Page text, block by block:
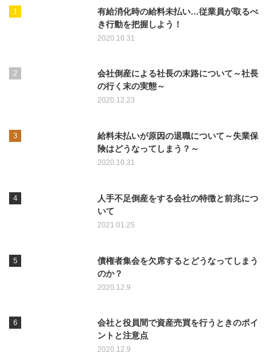
有給消化時の給料未払い…従業員が取るべ
き行動を把握しよう！
2020.10.31
会社倒産による社長の末路について～社長
の行く末の実態～
2020.12.23
給料未払いが原因の退職について～失業保
険はどうなってしまう？～
2020.10.31
人手不足倒産をする会社の特徴と前兆につ
いて
2021.01.25
債権者集会を欠席するとどうなってしまう
のか？
2020.12.9
会社と役員間で資産売買を行うときのポイ
ントと注意点
2020.12.9